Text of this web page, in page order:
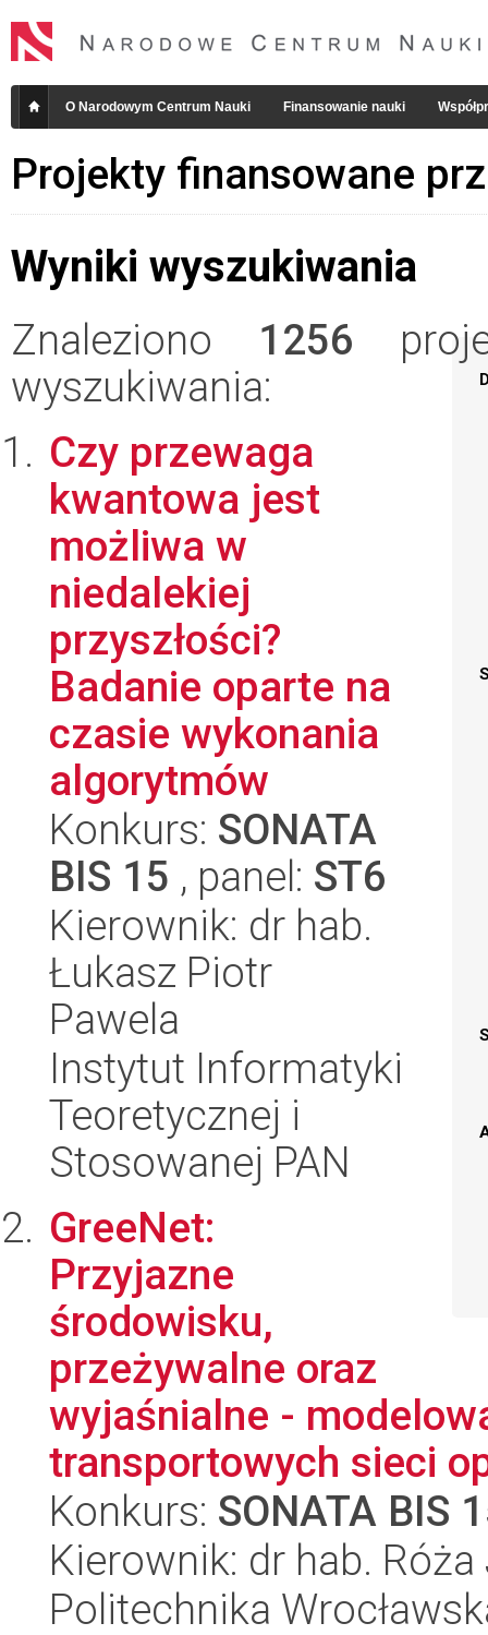
O Narodowym Centrum Nauki Finansowanie nauki
Projekty finansowane
Wyniki wyszukiwania
Znaleziono 1256
wyszukiwania:
Czy przewaga
kwantowa jest
możliwa w
niedalekiej
przyszłości?
Badanie oparte na
czasie wykonania
algorytmów
Konkurs: SONATA
BIS 15 , panel: ST6
Kierownik: dr hab.
Łukasz Piotr
Pawela
Instytut Informatyki
Teoretycznej i
Stosowanej PAN
GreeNet:
Przyjazne
środowisku,
przeżywalne oraz
wyjaśnialne -
transportowych sieci
Konkurs: SONATA BIS
Kierownik: dr hab.
Politechnika